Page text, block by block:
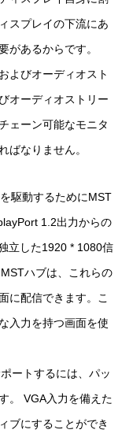
スプレイの下流にあ
があるからです。
よびオーディオスト
オーディオストリー
ェーン可能なモニタ
ばなりません。
駆動するためにMST
1.2出力からの
立した1920 * 1080信
ハブは、これらの
に配信できます。こ
入力を持つ画面を使
ートするには、パッ
。 VGA入力を備えた
ブにすることができ